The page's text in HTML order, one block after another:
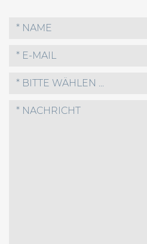
* BITTE WÄHLEN ...